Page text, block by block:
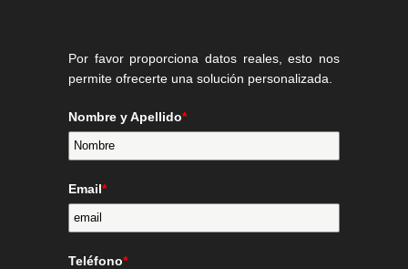
Por favor proporciona datos reales, esto nos
permite ofrecerte una solución personalizada.
Nombre y Apellido*
Email*
Teléfono*